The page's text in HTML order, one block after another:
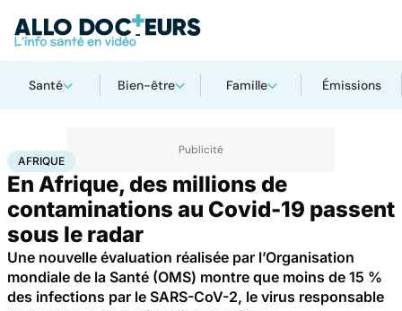
Santé Bien-être Famille Émissions
AccueilSanté Maladies infectieuses
AFRIQUE
En Afrique, des millions de
contaminations au Covid-19 passent
sous le radar
Une nouvelle évaluation réalisée par l’Organisation
mondiale de la Santé (OMS) montre que moins de 15 %
des infections par le SARS-CoV-2, le virus responsable